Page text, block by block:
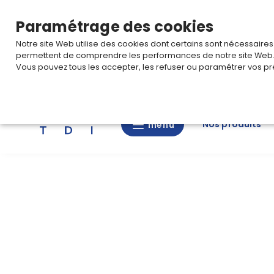
menu
menu Nos produits
Paramétrage des cookies
Notre site Web utilise des cookies dont certains sont
permettent de comprendre les performances de notre site Web.
Vous pouvez tous les accepter, les refuser ou paramétrer vos